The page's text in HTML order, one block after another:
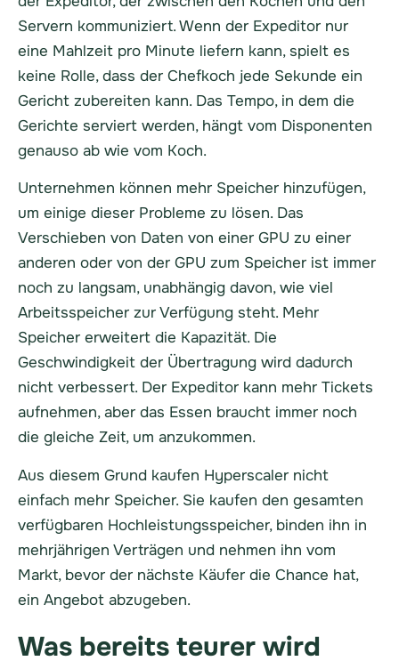
Servern kommuniziert. Wenn der Expeditor nur
eine Mahlzeit pro Minute liefern kann, spielt es
keine Rolle, dass der Chefkoch jede Sekunde ein
Gericht zubereiten kann. Das Tempo, in dem die
Gerichte serviert werden, hängt vom Disponenten
genauso ab wie vom Koch.
Unternehmen können mehr Speicher hinzufügen,
um einige dieser Probleme zu lösen. Das
Verschieben von Daten von einer GPU zu einer
anderen oder von der GPU zum Speicher ist immer
noch zu langsam, unabhängig davon, wie viel
Arbeitsspeicher zur Verfügung steht. Mehr
Speicher erweitert die Kapazität. Die
Geschwindigkeit der Übertragung wird dadurch
nicht verbessert. Der Expeditor kann mehr Tickets
aufnehmen, aber das Essen braucht immer noch
die gleiche Zeit, um anzukommen.
Aus diesem Grund kaufen Hyperscaler nicht
einfach mehr Speicher. Sie kaufen den gesamten
verfügbaren Hochleistungsspeicher, binden ihn in
mehrjährigen Verträgen und nehmen ihn vom
Markt, bevor der nächste Käufer die Chance hat,
ein Angebot abzugeben.
Was bereits teurer wird